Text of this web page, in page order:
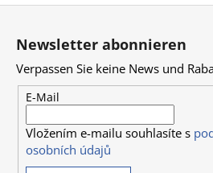
F
Newsletter abonnieren
Verpassen Sie keine News und
E-Mail
Vložením e-mailu souhlasíte s
osobních údajů